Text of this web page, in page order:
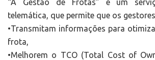
“A Gestão de Frotas” é um
telemática, que permite que os
•Transmitam informações para
frota,
•Melhorem o TCO (Total Cost of